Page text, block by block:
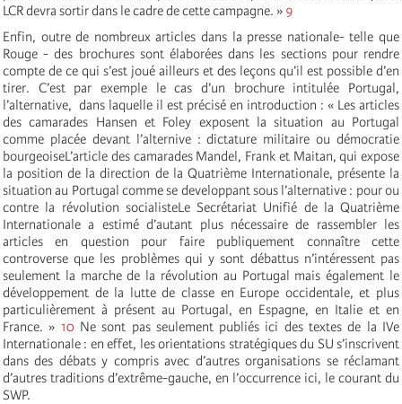
LCR devra sortir dans le cadre de cette campagne. » 9
Enfin, outre de nombreux articles dans la presse nationale- telle que
Rouge - des brochures sont élaborées dans les sections pour rendre
compte de ce qui s’est joué ailleurs et des leçons qu’il est possible d’en
tirer. C’est par exemple le cas d’un brochure intitulée Portugal,
l’alternative, dans laquelle il est précisé en introduction : « Les articles
des camarades Hansen et Foley exposent la situation au Portugal
comme placée devant l’alternive : dictature militaire ou démocratie
bourgeoiseL’article des camarades Mandel, Frank et Maitan, qui expose
la position de la direction de la Quatrième Internationale, présente la
situation au Portugal comme se developpant sous l’alternative : pour ou
contre la révolution socialisteLe Secrétariat Unifié de la Quatrième
Internationale a estimé d’autant plus nécessaire de rassembler les
articles en question pour faire publiquement connaître cette
controverse que les problèmes qui y sont débattus n’intéressent pas
seulement la marche de la révolution au Portugal mais également le
développement de la lutte de classe en Europe occidentale, et plus
particulièrement à présent au Portugal, en Espagne, en Italie et en
France. » 10Ne sont pas seulement publiés ici des textes de la IVe
Internationale : en effet, les orientations stratégiques du SU s’inscrivent
dans des débats y compris avec d’autres organisations se réclamant
d’autres traditions d’extrême-gauche, en l’occurrence ici, le courant du
SWP.